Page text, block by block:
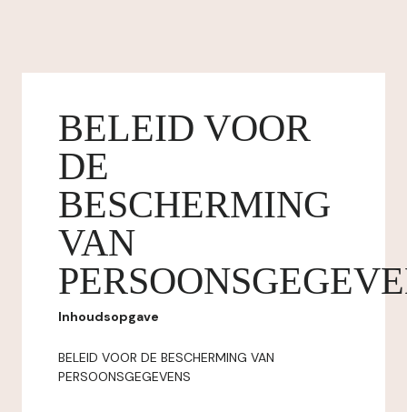
BELEID VOOR
DE
BESCHERMING
VAN
Inhoudsopgave
BELEID VOOR DE BESCHERMING VAN
PERSOONSGEGEVENS